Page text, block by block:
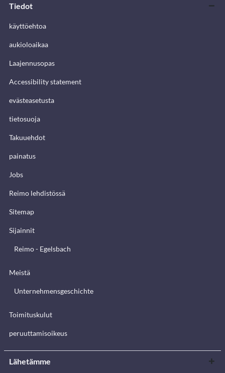
Tiedot
käyttöehtoa
aukioloaikaa
Laajennusopas
Accessibility statement
evästeasetusta
tietosuoja
Takuuehdot
painatus
Jobs
Reimo lehdistössä
Sitemap
Sijainnit
Reimo - Egelsbach
Meistä
Unternehmensgeschichte
Toimituskulut
peruuttamisoikeus
Lähetämme